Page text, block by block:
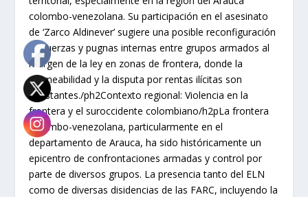
colombo-venezolana. Su participación en el asesinato
de ‘Zarco Aldinever’ sugiere una posible reconfiguración
de fuerzas y pugnas internas entre grupos armados al
margen de la ley en zonas de frontera, donde la
permeabilidad y la disputa por rentas ilícitas son
constantes./ph2Contexto regional: Violencia en la
frontera y el suroccidente colombiano/h2pLa frontera
colombo-venezolana, particularmente en el
departamento de Arauca, ha sido históricamente un
epicentro de confrontaciones armadas y control por
parte de diversos grupos. La presencia tanto del ELN
como de diversas disidencias de las FARC, incluyendo la